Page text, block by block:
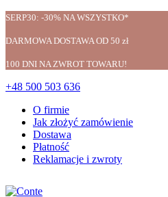
SERP30: -30% NA WSZYSTKO*
DARMOWA DOSTAWA OD 50 zł
100 DNI NA ZWROT TOWARU!
+48 500 503 636
O firmie
Jak złożyć zamówienie
Dostawa
Płatność
Reklamacje i zwroty